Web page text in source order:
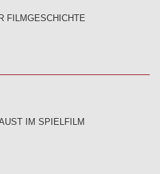
IM SPIELFILM